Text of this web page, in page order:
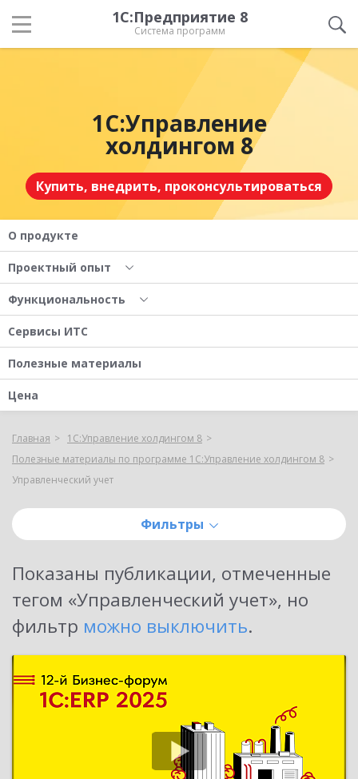
1С:Предприятие 8
Система программ
1С:Управление
холдингом 8
Купить, внедрить, проконсультироваться
О продукте
Проектный опыт
Функциональность
Сервисы ИТС
Полезные материалы
Цена
Главная
1С:Управление холдингом 8
Полезные материалы по программе 1С:Управление холдингом 8
Управленческий учет
Фильтры
Показаны публикации, отмеченные
тегом «Управленческий учет», но
фильтр можно выключить.